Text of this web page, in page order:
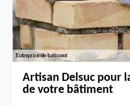
Artisan Delsuc pour
de votre bâtiment